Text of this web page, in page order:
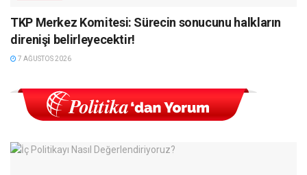
TKP Merkez Komitesi: Sürecin sonucunu halkların
direnişi belirleyecektir!
7 AĞUSTOS 2026